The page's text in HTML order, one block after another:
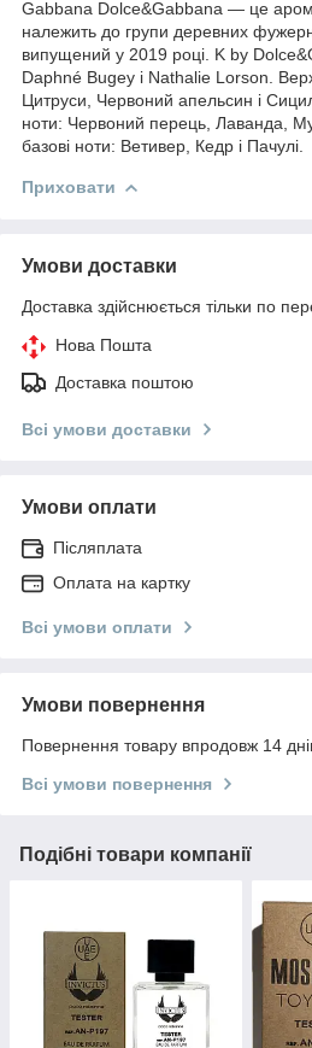
Gabbana Dolce&Gabbana — це
належить до групи деревних
випущений у 2019 році. K by
Daphné Bugey і Nathalie Lorson.
Цитруси, Червоний апельсин і
ноти: Червоний перець, Лаванда,
базові ноти: Ветивер, Кедр і Пачулі.
Приховати
Умови доставки
Доставка здійснюється тільки по
Нова Пошта
Доставка поштою
Всі умови доставки
Умови оплати
Післяплата
Оплата на картку
Всі умови оплати
Умови повернення
Повернення товару впродовж 14
Всі умови повернення
Подібні товари компанії